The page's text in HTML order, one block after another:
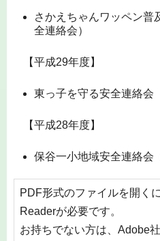
さかえちゃんワッペン普
全連絡会）
【平成29年度】
東っ子を守る安全連絡会
【平成28年度】
保谷一小地域安全連絡会
PDF形式のファイルを開く
Readerが必要です。
お持ちでない方は、Adobe